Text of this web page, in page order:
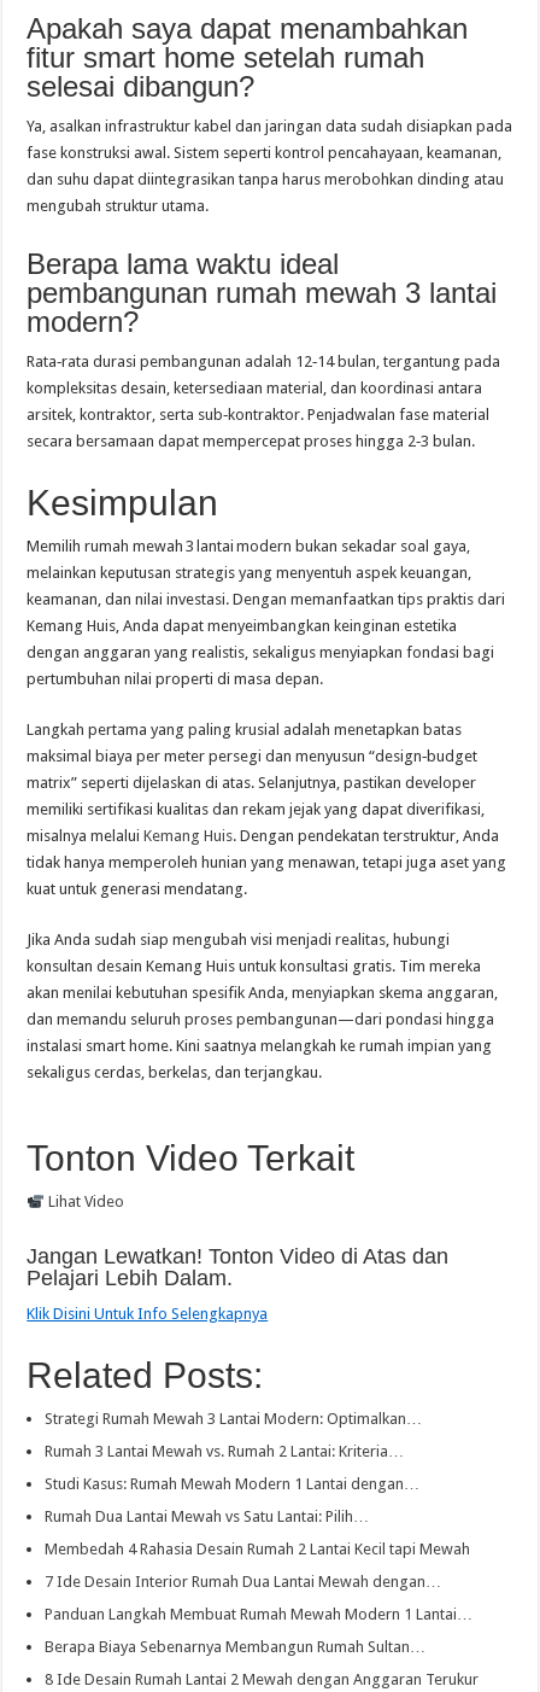
Apakah saya dapat menambahkan
fitur smart home setelah rumah
selesai dibangun?
Ya, asalkan infrastruktur kabel dan jaringan data sudah disiapkan pada
fase konstruksi awal. Sistem seperti kontrol pencahayaan, keamanan,
dan suhu dapat diintegrasikan tanpa harus merobohkan dinding atau
mengubah struktur utama.
Berapa lama waktu ideal
pembangunan rumah mewah 3 lantai
modern?
Rata‑rata durasi pembangunan adalah 12‑14 bulan, tergantung pada
kompleksitas desain, ketersediaan material, dan koordinasi antara
arsitek, kontraktor, serta sub‑kontraktor. Penjadwalan fase material
secara bersamaan dapat mempercepat proses hingga 2‑3 bulan.
Kesimpulan
Memilih rumah mewah 3 lantai modern bukan sekadar soal gaya,
melainkan keputusan strategis yang menyentuh aspek keuangan,
keamanan, dan nilai investasi. Dengan memanfaatkan tips praktis dari
Kemang Huis, Anda dapat menyeimbangkan keinginan estetika
dengan anggaran yang realistis, sekaligus menyiapkan fondasi bagi
pertumbuhan nilai properti di masa depan.
Langkah pertama yang paling krusial adalah menetapkan batas
maksimal biaya per meter persegi dan menyusun “design‑budget
matrix” seperti dijelaskan di atas. Selanjutnya, pastikan developer
memiliki sertifikasi kualitas dan rekam jejak yang dapat diverifikasi,
misalnya melaluiKemang Huis. Dengan pendekatan terstruktur, Anda
tidak hanya memperoleh hunian yang menawan, tetapi juga aset yang
kuat untuk generasi mendatang.
Jika Anda sudah siap mengubah visi menjadi realitas, hubungi
konsultan desain Kemang Huis untuk konsultasi gratis. Tim mereka
akan menilai kebutuhan spesifik Anda, menyiapkan skema anggaran,
dan memandu seluruh proses pembangunan—dari pondasi hingga
instalasi smart home. Kini saatnya melangkah ke rumah impian yang
sekaligus cerdas, berkelas, dan terjangkau.
Tonton Video Terkait
Lihat Video
Jangan Lewatkan! Tonton Video di Atas dan
Pelajari Lebih Dalam.
Klik Disini Untuk Info Selengkapnya
Related Posts:
Strategi Rumah Mewah 3 Lantai Modern: Optimalkan…
Rumah 3 Lantai Mewah vs. Rumah 2 Lantai: Kriteria…
Studi Kasus: Rumah Mewah Modern 1 Lantai dengan…
Rumah Dua Lantai Mewah vs Satu Lantai: Pilih…
Membedah 4 Rahasia Desain Rumah 2 Lantai Kecil tapi Mewah
7 Ide Desain Interior Rumah Dua Lantai Mewah dengan…
Panduan Langkah Membuat Rumah Mewah Modern 1 Lantai…
Berapa Biaya Sebenarnya Membangun Rumah Sultan…
8 Ide Desain Rumah Lantai 2 Mewah dengan Anggaran Terukur